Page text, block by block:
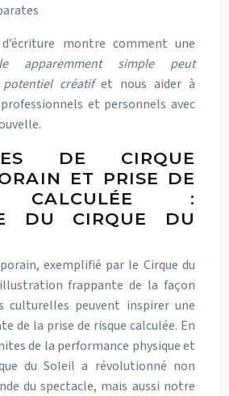
montre comment une
apparemment simple peut
créatifet nous aider à
et personnels avec
DE CIRQUE
ET PRISE DE
CALCULÉE :
DU CIRQUE DU
exemplifié par le Cirque du
frappante de la façon
culturelles peuvent inspirer une
de la prise de risque calculée. En
de la performance physique et
du Soleil a révolutionné non
du spectacle, mais aussi notre